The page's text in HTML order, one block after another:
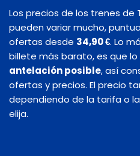
Los precios de los trenes de
pueden variar mucho,
ofertas desde 34,90 €. Lo
billete más barato, es que lo
antelación posible, así
ofertas y precios. El precio
dependiendo de la tarifa o
elija.